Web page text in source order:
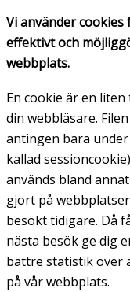
Vi använder
effektivt och
webbplats.
En cookie är en
din webbläsare.
antingen bara
kallad
används bland
gjort på
besökt tidigare. Då
nästa besök ge dig
bättre statistik över
på vår webbplats.